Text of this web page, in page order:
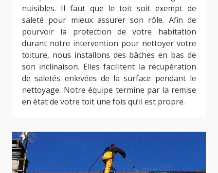
nuisibles. Il faut que le toit soit exempt de
saleté pour mieux assurer son rôle. Afin de
pourvoir la protection de votre habitation
durant notre intervention pour nettoyer votre
toiture, nous installons des bâches en bas de
son inclinaison. Elles facilitent la récupération
de saletés enlevées de la surface pendant le
nettoyage. Notre équipe termine par la remise
en état de votre toit une fois qu’il est propre.